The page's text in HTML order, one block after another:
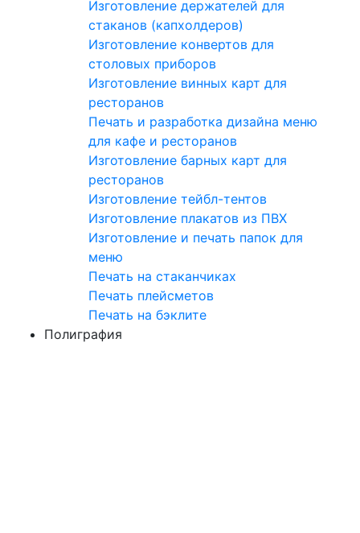
Изготовление держателей для
стаканов (капхолдеров)
Изготовление конвертов для
столовых приборов
Изготовление винных карт для
ресторанов
Печать и разработка дизайна меню
для кафе и ресторанов
Изготовление барных карт для
ресторанов
Изготовление тейбл-тентов
Изготовление плакатов из ПВХ
Изготовление и печать папок для
меню
Печать на стаканчиках
Печать плейсметов
Печать на бэклите
Полиграфия